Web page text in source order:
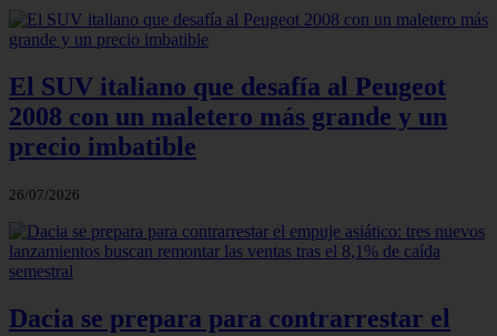
El SUV italiano que desafía al Peugeot
2008 con un maletero más grande y un
precio imbatible
26/07/2026
Dacia se prepara para contrarrestar el